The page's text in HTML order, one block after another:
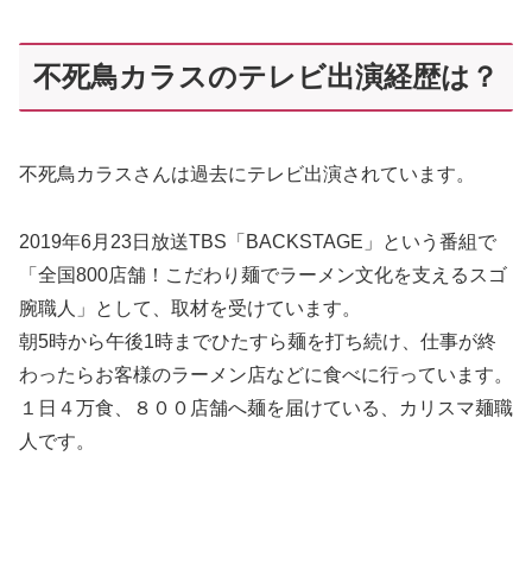
不死鳥カラスのテレビ出演経歴は？
不死鳥カラスさんは過去にテレビ出演されています。
2019年6月23日放送TBS「BACKSTAGE」という番組で
「全国800店舗！こだわり麺でラーメン文化を支えるスゴ
腕職人」として、取材を受けています。
朝5時から午後1時までひたすら麺を打ち続け、仕事が終
わったらお客様のラーメン店などに食べに行っています。
１日４万食、８００店舗へ麺を届けている、カリスマ麺職
人です。